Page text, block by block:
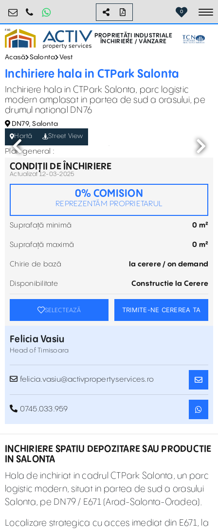
industrial@activpropertyservices.ro
0755.795.795 0
PROPRIETĂȚI INDUSTRIALE
ÎNCHIRIERE / VÂNZARE
Acasă Salonta Vest
Inchiriere hala in CTPark Salonta
Inchiriere hala in CTPark Salonta, parc logistic
modern amplasat in partea de sud a orasului, pe
drumul national DN76
DN79, Salonta
Hartă
Street View
Plan general :
CONDIȚII DE ÎNCHIRIERE
Actualizat 12-03-2025
0% COMISION
REPREZENTĂM PROPRIETARUL
Suprafață minimă 0 m²
Suprafață maximă 0 m²
Chirie de bază la cerere / on demand
Disponibilitate Constructie la Cerere
SELECTEAZĂ TRIMITE-NE CEREREA TA
Felicia Vasiu
Head of Timisoara
felicia.vasiu@activpropertyservices.ro
0745.033.959
INCHIRIERE SPATIU DEPOZITARE SAU PRODUCTIE
IN SALONTA
Hala de inchiriat in cadrul CTPark Salonta, un parc
logistic modern, situat in partea de sud a orasului
Salonta, pe DN79 / E671 (Arad-Salonta-Oradea).
Localizare strategica cu acces imediat din E671, la